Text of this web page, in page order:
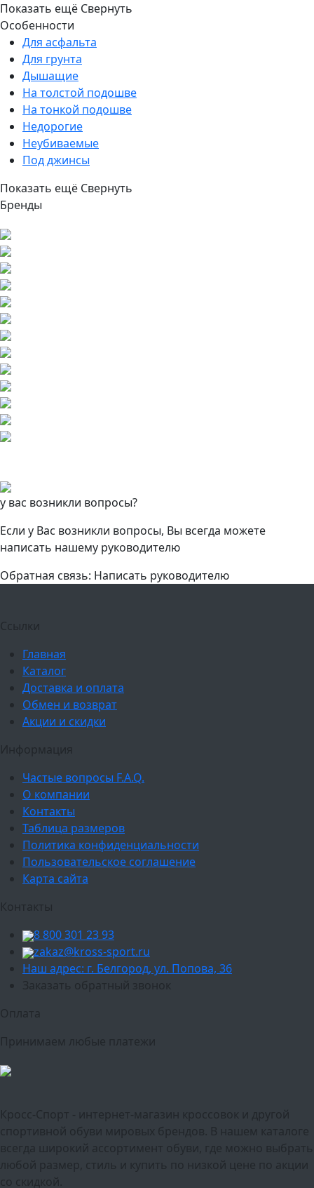
Показать ещё Свернуть
Особенности
Для асфальта
Для грунта
Дышащие
На толстой подошве
На тонкой подошве
Недорогие
Неубиваемые
Под джинсы
Показать ещё Свернуть
Бренды
у вас возникли вопросы?
Если у Вас возникли вопросы, Вы всегда можете
написать нашему руководителю
Обратная связь: Написать руководителю
Ссылки
Главная
Каталог
Доставка и оплата
Обмен и возврат
Акции и скидки
Информация
Частые вопросы F.A.Q.
О компании
Контакты
Таблица размеров
Политика конфиденциальности
Пользовательское соглашение
Карта сайта
Контакты
8 800 301 23 93
zakaz@kross-sport.ru
Наш адрес: г. Белгород, ул. Попова, 36
Заказать обратный звонок
Оплата
Принимаем любые платежи
Кросс-Спорт - интернет-магазин кроссовок и другой
спортивной обуви мировых брендов. В нашем каталоге
всегда широкий ассортимент обуви, где можно выбрать
любой размер, стиль и купить по низкой цене по акции
со скидкой.